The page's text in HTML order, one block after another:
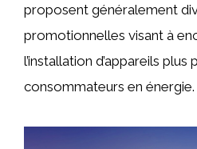
proposent généralement
promotionnelles visant à
l’installation d’appareils
consommateurs en énergie.